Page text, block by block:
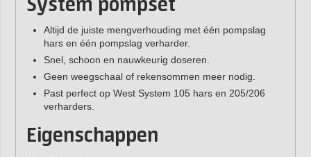
System pompset
Altijd de juiste mengverhouding met één pompslag
hars en één pompslag verharder.
Snel, schoon en nauwkeurig doseren.
Geen weegschaal of rekensommen meer nodig.
Past perfect op West System 105 hars en 205/206
verharders.
Eigenschappen